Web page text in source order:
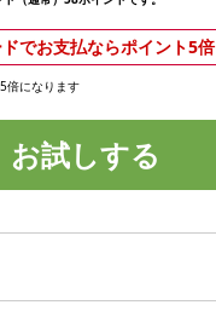
でお支払ならポイント5倍
倍になります
お試しする